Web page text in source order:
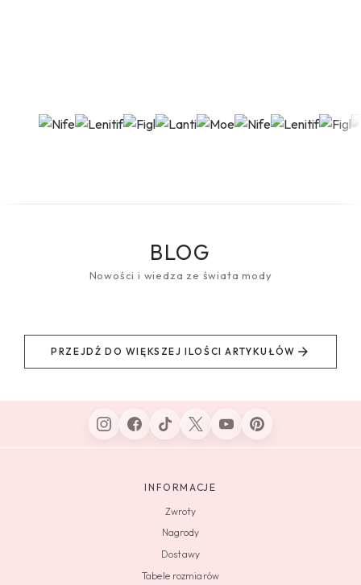
BLOG
Nowości i wiedza ze świata mody
PRZEJDŹ DO WIĘKSZEJ ILOŚCI ARTYKUŁÓW
INFORMACJE
Zwroty
Nagrody
Dostawy
Tabele rozmiarów